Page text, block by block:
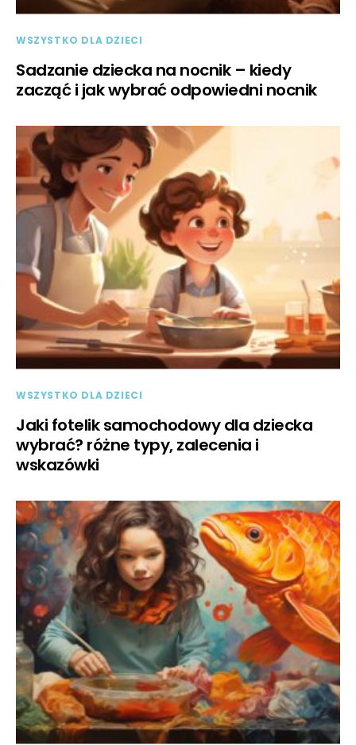
WSZYSTKO DLA DZIECI
Sadzanie dziecka na nocnik – kiedy
zacząć i jak wybrać odpowiedni nocnik
WSZYSTKO DLA DZIECI
Jaki fotelik samochodowy dla dziecka
wybrać? różne typy, zalecenia i
wskazówki